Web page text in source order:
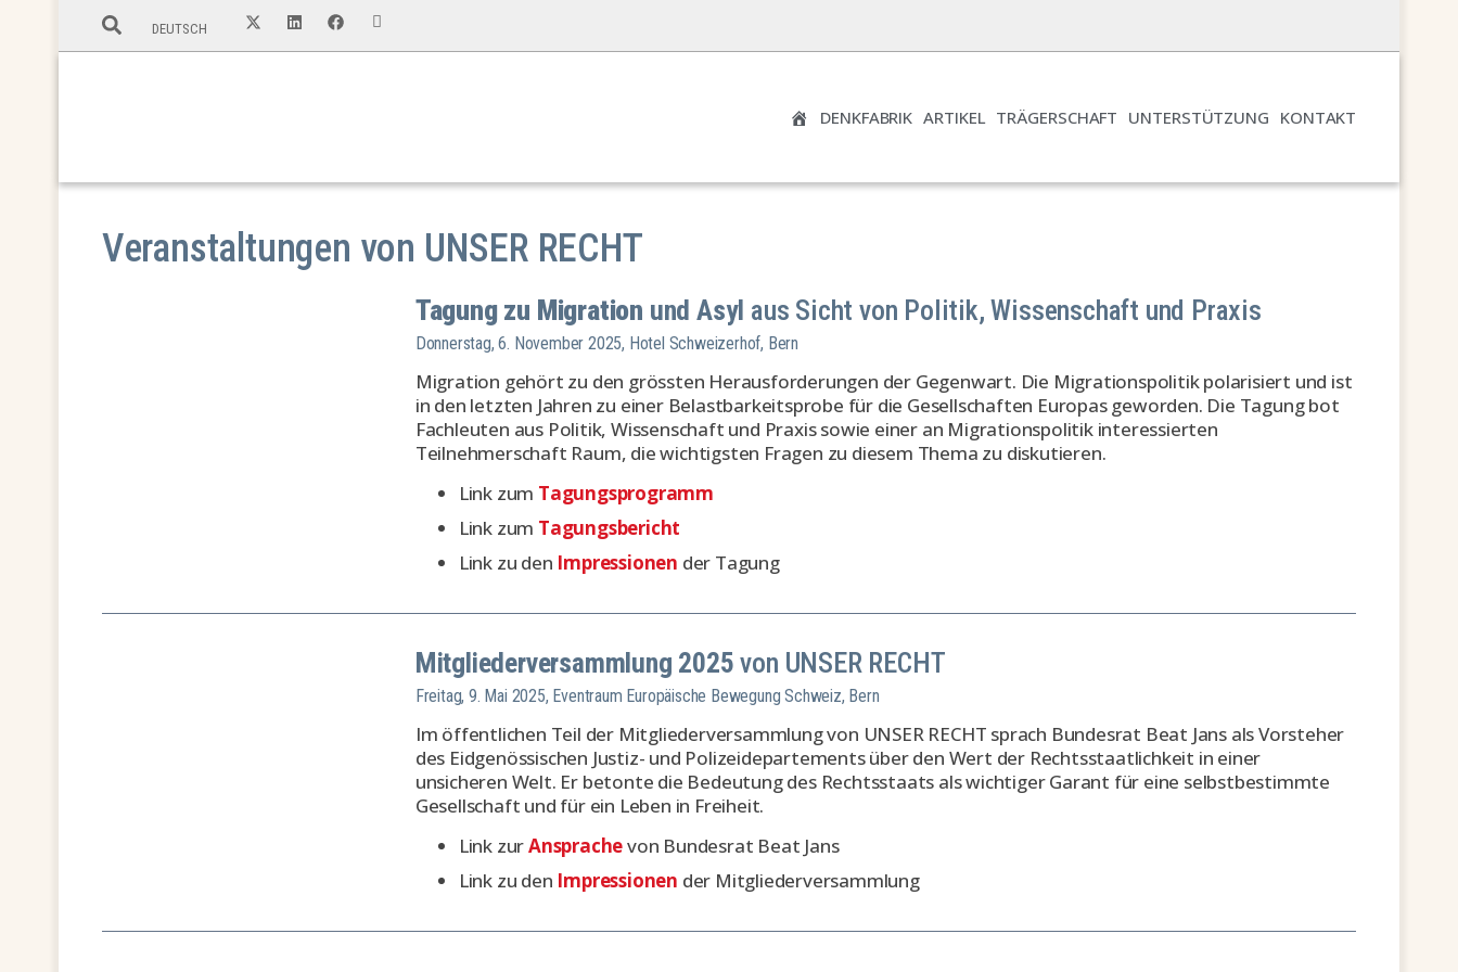
DEUTSCH
UNSER RECHT
DENKFABRIK ARTIKEL TRÄGERSCHAFT UNTERSTÜTZUNG KONTAKT
Veranstaltungen von UNSER RECHT
Tagung zu Migration und Asyl aus Sicht von Politik, Wissenschaft und Praxis
Donnerstag, 6. November 2025, Hotel Schweizerhof, Bern
Migration gehört zu den grössten Herausforderungen der Gegenwart. Die Migrationspolitik polarisiert und ist
in den letzten Jahren zu einer Belastbarkeitsprobe für die Gesellschaften Europas geworden. Die Tagung bot
Fachleuten aus Politik, Wissenschaft und Praxis sowie einer an Migrationspolitik interessierten
Teilnehmerschaft Raum, die wichtigsten Fragen zu diesem Thema zu diskutieren.
Link zum Tagungsprogramm
Link zum Tagungsbericht
Link zu den Impressionen der Tagung
Mitgliederversammlung 2025 von UNSER RECHT
Freitag, 9. Mai 2025, Eventraum Europäische Bewegung Schweiz, Bern
Im öffentlichen Teil der Mitgliederversammlung von UNSER RECHT sprach Bundesrat Beat Jans als Vorsteher
des Eidgenössischen Justiz- und Polizeidepartements über den Wert der Rechtsstaatlichkeit in einer
unsicheren Welt. Er betonte die Bedeutung des Rechtsstaats als wichtiger Garant für eine selbstbestimmte
Gesellschaft und für ein Leben in Freiheit.
Link zurAnsprachevon Bundesrat Beat Jans
Link zu den Impressionen der Mitgliederversammlung